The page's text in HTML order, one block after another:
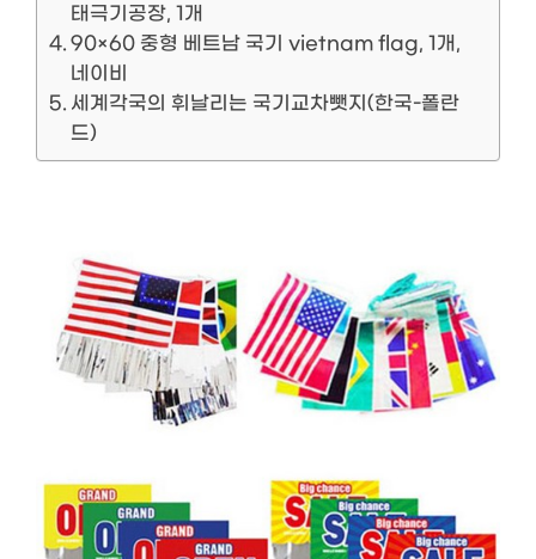
태극기공장, 1개
90×60 중형 베트남 국기 vietnam flag, 1개,
네이비
세계각국의 휘날리는 국기교차뺏지(한국-폴란
드)